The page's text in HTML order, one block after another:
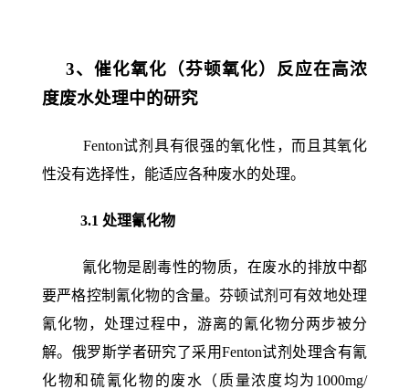
3、催化氧化（芬顿氧化）反应在高浓
度废水处理中的研究
Fenton试剂具有很强的氧化性，而且其氧化
性没有选择性，能适应各种废水的处理。
3.1 处理氰化物
氰化物是剧毒性的物质，在废水的排放中都
要严格控制氰化物的含量。芬顿试剂可有效地处理
氰化物，处理过程中，游离的氰化物分两步被分
解。 俄罗斯学者研究了采用Fenton试剂处理含有氰
化物和硫氰化物的废水（质量浓度均为1000mg/